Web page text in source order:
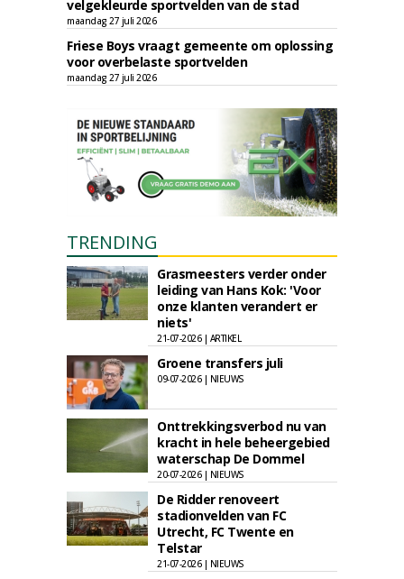
velgekleurde sportvelden van de stad
maandag 27 juli 2026
Friese Boys vraagt gemeente om oplossing
voor overbelaste sportvelden
maandag 27 juli 2026
TRENDING
Grasmeesters verder onder
leiding van Hans Kok: 'Voor
onze klanten verandert er
niets'
21-07-2026 | ARTIKEL
Groene transfers juli
09-07-2026 | NIEUWS
Onttrekkingsverbod nu van
kracht in hele beheergebied
waterschap De Dommel
20-07-2026 | NIEUWS
De Ridder renoveert
stadionvelden van FC
Utrecht, FC Twente en
Telstar
21-07-2026 | NIEUWS